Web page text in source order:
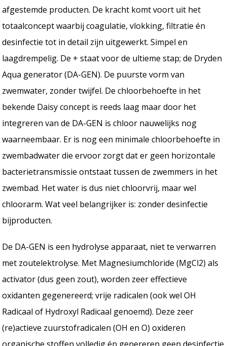
afgestemde producten. De kracht komt voort uit het
totaalconcept waarbij coagulatie, vlokking, filtratie én
desinfectie tot in detail zijn uitgewerkt. Simpel en
laagdrempelig. De + staat voor de ultieme stap; de Dryden
Aqua generator (DA-GEN). De puurste vorm van
zwemwater, zonder twijfel. De chloorbehoefte in het
bekende Daisy concept is reeds laag maar door het
integreren van de DA-GEN is chloor nauwelijks nog
waarneembaar. Er is nog een minimale chloorbehoefte in
zwembadwater die ervoor zorgt dat er geen horizontale
bacterietransmissie ontstaat tussen de zwemmers in het
zwembad. Het water is dus niet chloorvrij, maar wel
chloorarm. Wat veel belangrijker is: zonder desinfectie
bijproducten.
De DA-GEN is een hydrolyse apparaat, niet te verwarren
met zoutelektrolyse. Met Magnesiumchloride (MgCl2) als
activator (dus geen zout), worden zeer effectieve
oxidanten gegenereerd; vrije radicalen (ook wel OH
Radicaal of Hydroxyl Radicaal genoemd). Deze zeer
(re)actieve zuurstofradicalen (OH en O) oxideren